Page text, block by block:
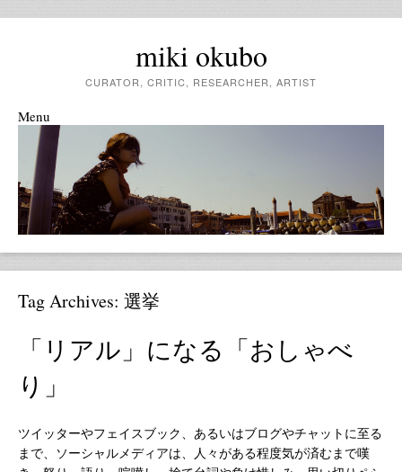
miki okubo
CURATOR, CRITIC, RESEARCHER, ARTIST
Menu
Skip to content
Tag Archives: 選挙
「リアル」になる「おしゃべ
り」
ツイッターやフェイスブック、あるいはブログやチャットに至る
まで、ソーシャルメディアは、人々がある程度気が済むまで嘆